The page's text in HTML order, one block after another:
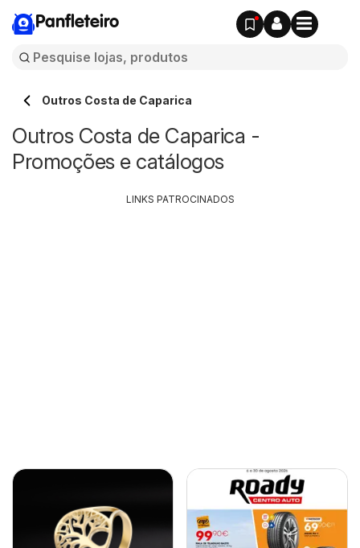
Panfleteiro
Outros Costa de Caparica
Outros Costa de Caparica -
Promoções e catálogos
LINKS PATROCINADOS